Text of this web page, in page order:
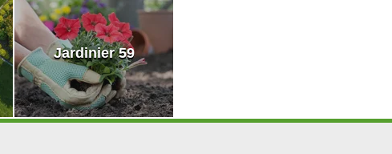
Jardinier 59